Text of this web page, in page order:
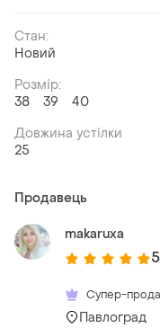
Стан:
Новий
Розмір:
38
39 40
Довжина устілки
25
Продавець
makaruxa
Супер-
Павлоград